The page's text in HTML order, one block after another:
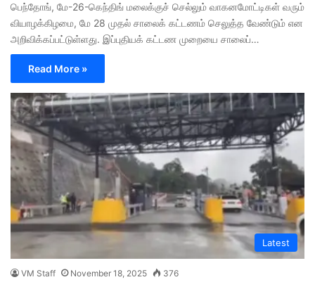
பெந்தோங், மே-26-கெந்திங் மலைக்குச் செல்லும் வாகனமோட்டிகள் வரும்
வியாழக்கிழமை, மே 28 முதல் சாலைக் கட்டணம் செலுத்த வேண்டும் என
அறிவிக்கப்பட்டுள்ளது. இப்புதியக் கட்டண முறையை சாலைப்…
Read More »
Latest
VM Staff November 18, 2025 376